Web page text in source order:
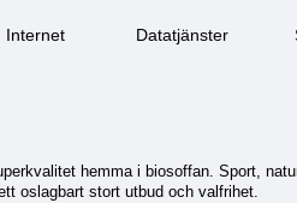
Internet Datatjänster
hemma i biosoffan. Sport,
oslagbart stort utbud och valfrihet.